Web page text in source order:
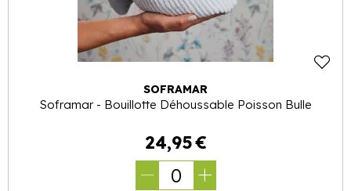
SOFRAMAR
Soframar - Bouillotte Déhoussable Poisson Bulle
24,95€
0